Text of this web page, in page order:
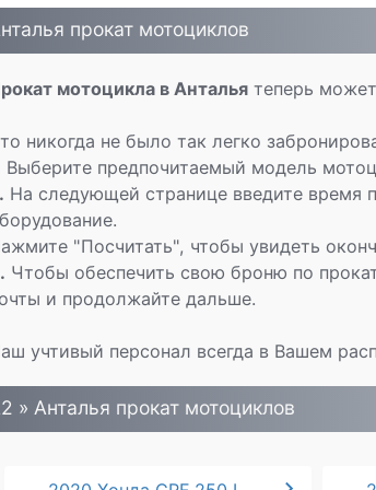
прокат мотоциклов
мотоцикла в Антальятеперь
никогда не было так легко
Выберите предпочитаемый модель
На следующей странице введите время
"Посчитать", чтобы увидеть
Чтобы обеспечить свою броню по
и продолжайте дальше.
учтивый персонал всегда в Вашем
» Анталья прокат мотоциклов